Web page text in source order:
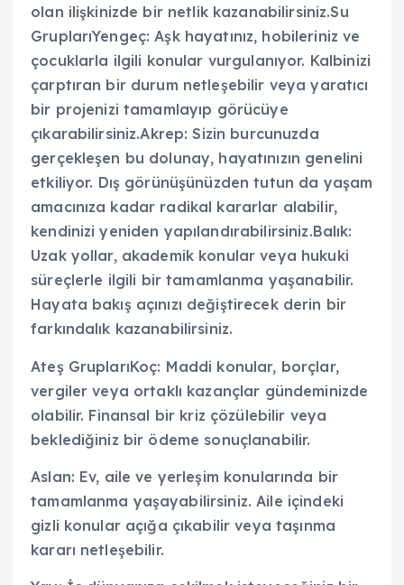
olan ilişkinizde bir netlik kazanabilirsiniz.Su
GruplarıYengeç: Aşk hayatınız, hobileriniz ve
çocuklarla ilgili konular vurgulanıyor. Kalbinizi
çarptıran bir durum netleşebilir veya yaratıcı
bir projenizi tamamlayıp görücüye
çıkarabilirsiniz.Akrep: Sizin burcunuzda
gerçekleşen bu dolunay, hayatınızın genelini
etkiliyor. Dış görünüşünüzden tutun da yaşam
amacınıza kadar radikal kararlar alabilir,
kendinizi yeniden yapılandırabilirsiniz.Balık:
Uzak yollar, akademik konular veya hukuki
süreçlerle ilgili bir tamamlanma yaşanabilir.
Hayata bakış açınızı değiştirecek derin bir
farkındalık kazanabilirsiniz.
Ateş GruplarıKoç: Maddi konular, borçlar,
vergiler veya ortaklı kazançlar gündeminizde
olabilir. Finansal bir kriz çözülebilir veya
beklediğiniz bir ödeme sonuçlanabilir.
Aslan: Ev, aile ve yerleşim konularında bir
tamamlanma yaşayabilirsiniz. Aile içindeki
gizli konular açığa çıkabilir veya taşınma
kararı netleşebilir.